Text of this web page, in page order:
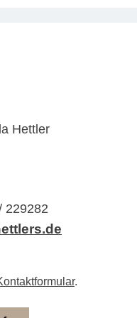
Hettler
229282
.